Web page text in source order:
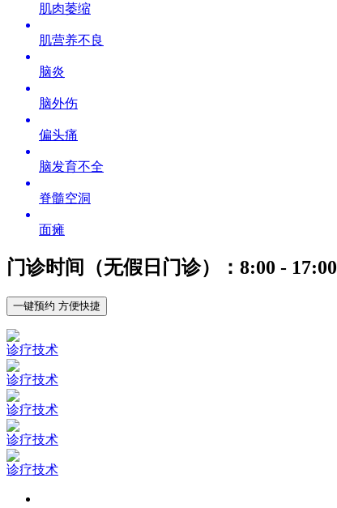
肌肉萎缩
肌营养不良
脑炎
脑外伤
偏头痛
脑发育不全
脊髓空洞
面瘫
门诊时间（无假日门诊）：8:00 - 17:00
一键预约 方便快捷
诊疗技术
诊疗技术
诊疗技术
诊疗技术
诊疗技术